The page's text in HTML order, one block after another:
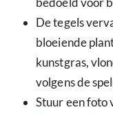
De tegels
bloeiende
kunstgras,
volgens de
Stuur een foto